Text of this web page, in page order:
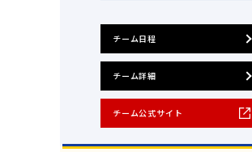
チーム日程
チーム詳細
チーム公式サイト